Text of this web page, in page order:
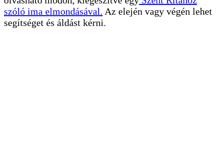
szóló ima elmondásával. Az elején vagy végén lehet
segítséget és áldást kérni.